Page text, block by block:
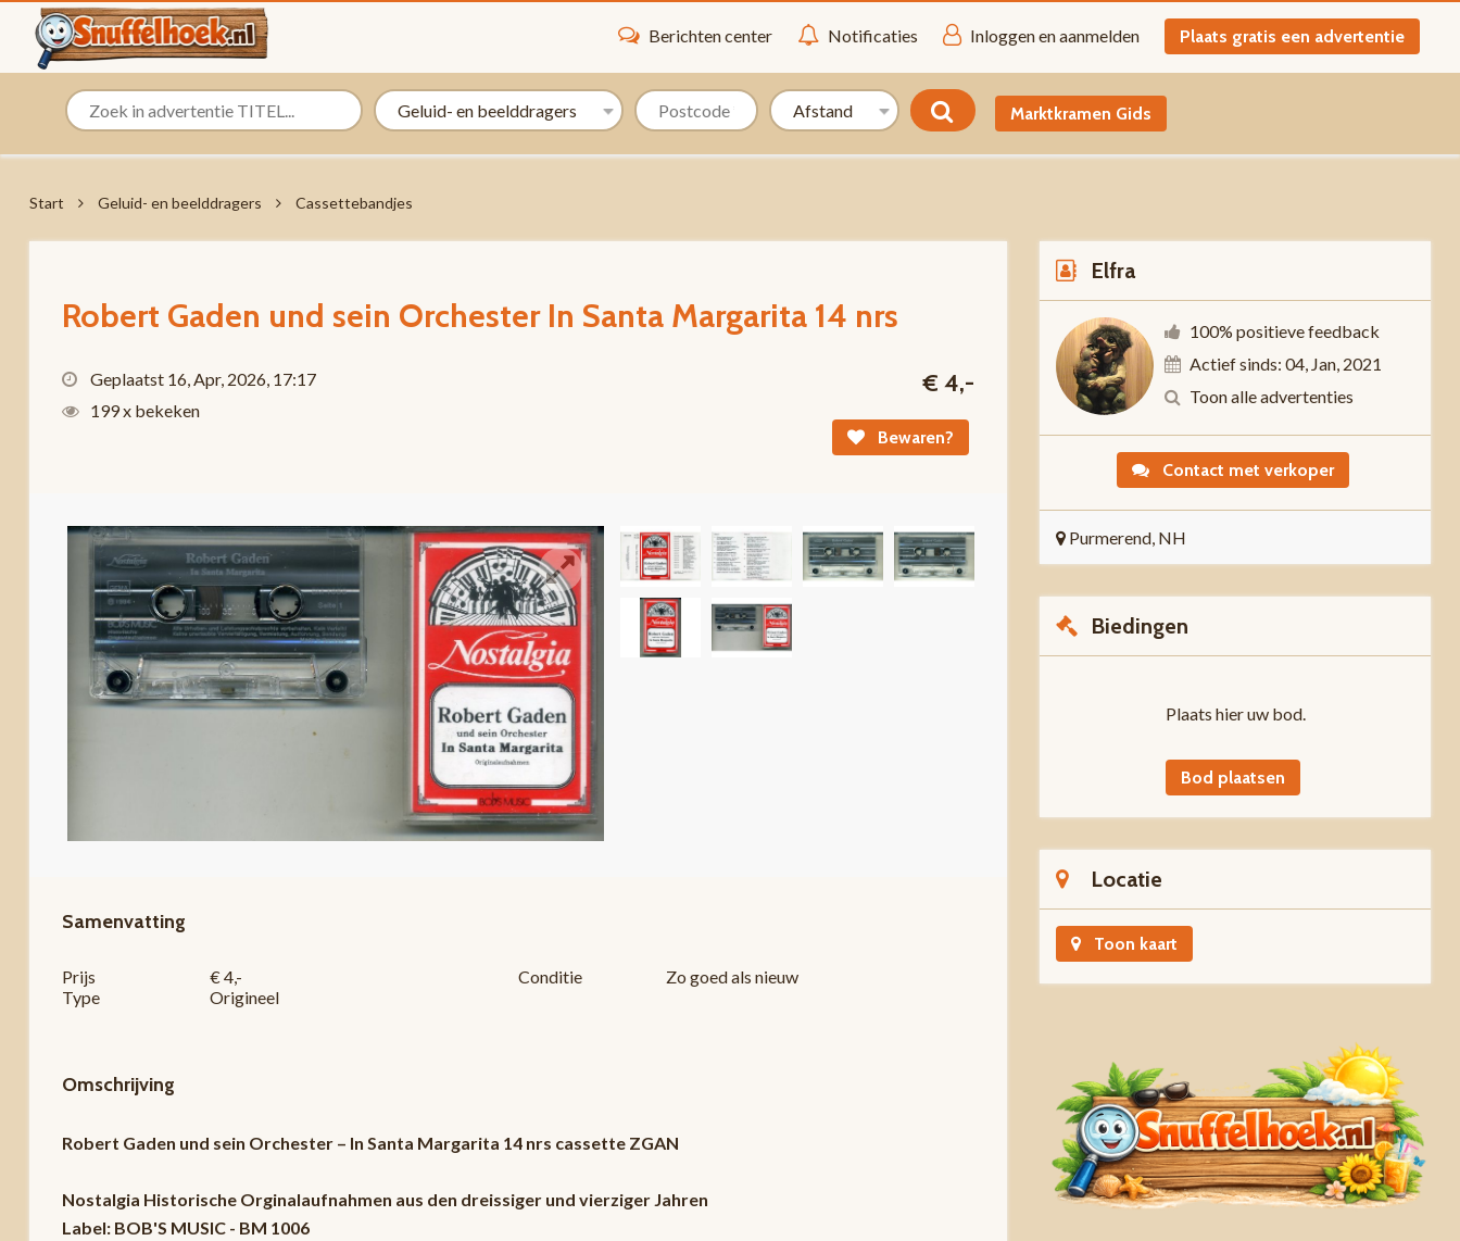
Berichten center Notificaties Inloggen en aanmelden Plaats gratis een advertentie
Marktkramen Gids
Start Geluid- en beelddragers Cassettebandjes
Robert Gaden und sein Orchester In Santa Margarita 14 nrs
Geplaatst 16, Apr, 2026, 17:17
199 x bekeken
€ 4,-
Bewaren?
Samenvatting
Prijs € 4,- Conditie
Zo goed als nieuw
Type
Origineel
Omschrijving
Robert Gaden und sein Orchester – In Santa Margarita 14 nrs cassette ZGAN
Nostalgia Historische Orginalaufnahmen aus den dreissiger und vierziger Jahren
Label: BOB'S MUSIC - BM 1006
Elfra
100% positieve feedback
Actief sinds: 04, Jan, 2021
Toon alle advertenties
Contact met verkoper
Purmerend, NH
Biedingen
Plaats hier uw bod.
Bod plaatsen
Locatie
Toon kaart